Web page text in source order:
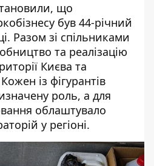
що
був 44-річний
Разом зі спільниками
та реалізацію
Києва та
із фігурантів
роль, а для
облаштувало
у регіоні.